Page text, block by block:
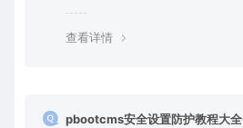
查看详情
pbootcms安全设置防护教程大全